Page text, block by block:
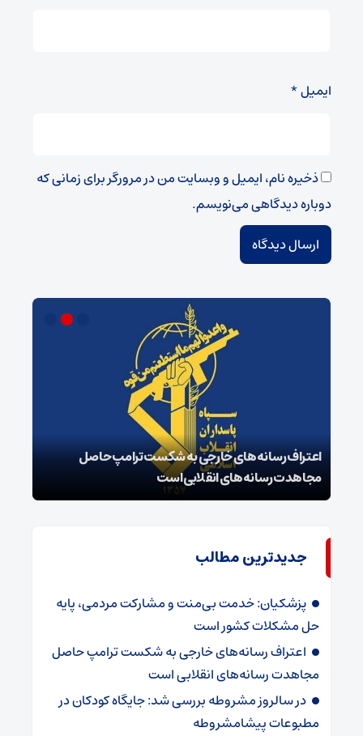
ایمیل*
ذخیره نام، ایمیل و وبسایت من در مرورگر برای زمانی که
دوباره دیدگاهی می‌نویسم.
اعتراف رسانه‌های خارجی به شکست ترامپ حاصل
مجاهدت رسانه‌های انقلابی است
جدیدترین مطالب
پزشکیان: خدمت بی‌منت و مشارکت مردمی، پایه
حل مشکلات کشور است
اعتراف رسانه‌های خارجی به شکست ترامپ حاصل
مجاهدت رسانه‌های انقلابی است
در سالروز مشروطه بررسی شد: جایگاه کودکان در
مطبوعات پیشامشروطه